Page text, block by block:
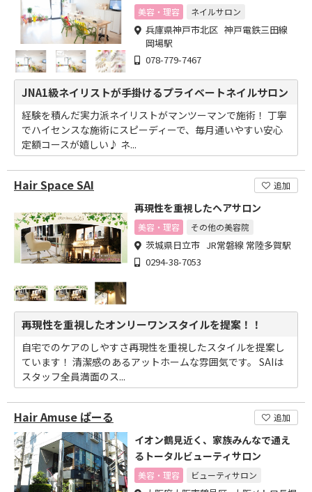
ださい。
美容・理容 ネイルサロン
兵庫県神戸市北区 神戸電鉄三田線
岡場駅
078-779-7467
JNA1級ネイリストが手掛けるプライベートネイルサロン
経験を積んだ実力派ネイリストがマンツーマンで施術！ 丁寧
でハイセンスな施術にスピーディーで、毎月通いやすい安心
定額コースが嬉しい♪ ネ...
Hair Space SAI 追加
再現性を重視したヘアサロン
美容・理容 その他の美容院
茨城県日立市 JR常磐線 常陸多賀駅
0294-38-7053
再現性を重視したオンリーワンスタイルを提案！！
自宅でのケアのしやすさ再現性を重視したスタイルを提案し
ています！ 清潔感のあるアットホームな雰囲気です。 SAIは
スタッフ全員満面のス...
Hair Amuse ぱーる 追加
イオン鶴見近く、家族みんなで通え
るトータルビューティサロン
美容・理容 ビューティサロン